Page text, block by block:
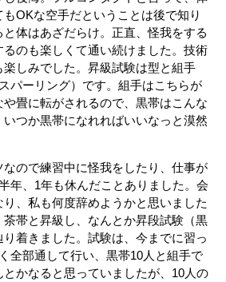
OKな空手だということは後で知り
と体はあざだらけ。正直、怪我をする
のも楽しくて通い続けました。技術
楽しみでした。昇級試験は型と組手
パーリング）です。組手はこちらが
畳に転がされるので、黒帯はこんな
つか黒帯になれればいいなっと漠然
なので練習中に怪我をしたり、仕事が
年、1年も休んだことありました。会
、私も何度辞めようかと思いました
帯と昇級し、なんとか昇段試験（黒
着きました。試験は、今までに習っ
全部通して行い、黒帯10人と組手で
かなると思っていましたが、10人の